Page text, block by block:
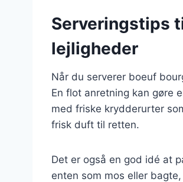
Serveringstips
lejligheder
Når du serverer boeuf
En flot anretning kan gøre
med friske krydderurter
frisk duft til retten.
Det er også en god idé at
enten som mos eller